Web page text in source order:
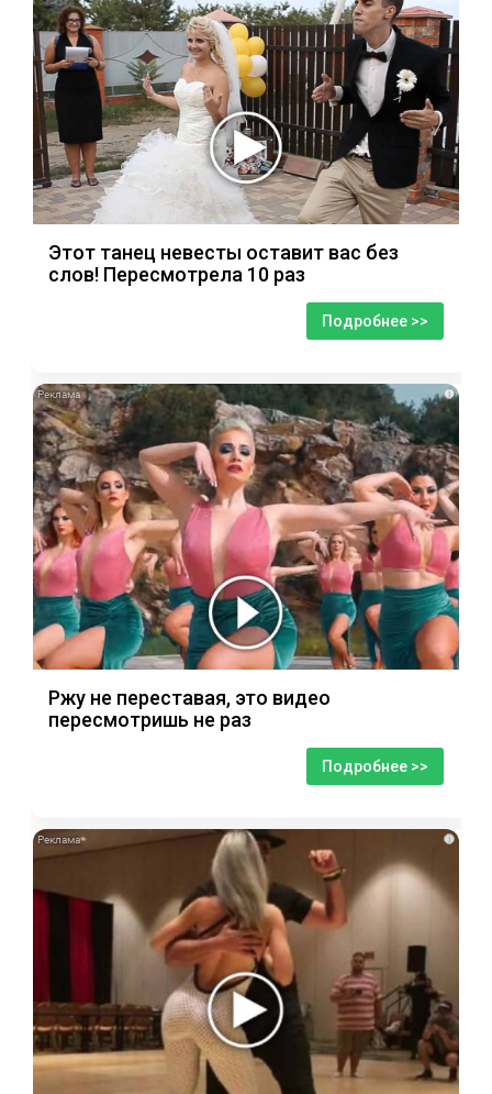
Этот танец невесты оставит вас без
слов! Пересмотрела 10 раз
Подробнее >>
i
Ржу не переставая, это видео
пересмотришь не раз
Подробнее >>
i